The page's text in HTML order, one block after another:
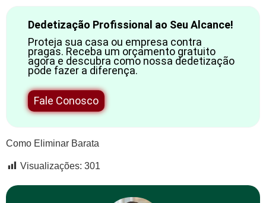
Dedetização Profissional ao Seu Alcance!
Proteja sua casa ou empresa contra
pragas. Receba um orçamento gratuito
agora e descubra como nossa dedetização
pode fazer a diferença.
Fale Conosco
Como Eliminar Barata
Visualizações: 301